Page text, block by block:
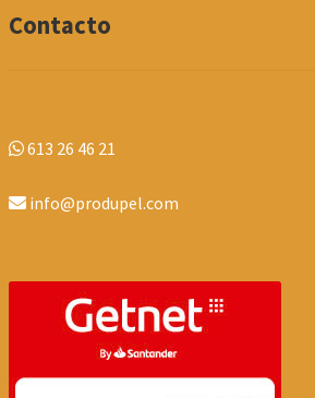
Contacto
613 26 46 21
info@produpel.com